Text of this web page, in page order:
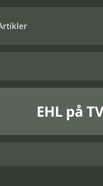
EHL på